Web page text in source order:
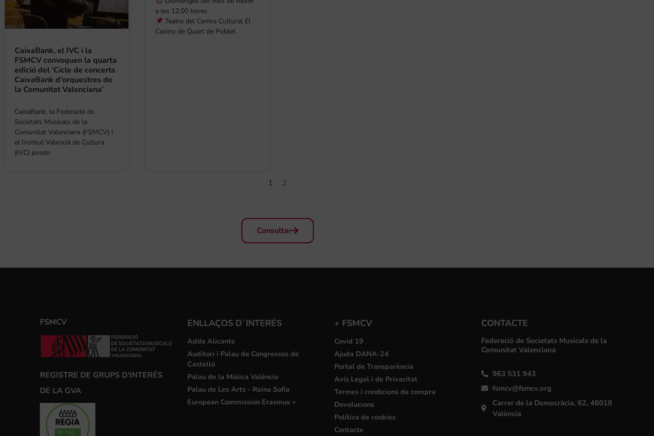
CaixaBank, el IVC i la
FSMCV convoquen la quarta
edició del ‘Cicle de concerts
CaixaBank d’orquestres de
la Comunitat Valenciana’
CaixaBank, la Federació de
Societats Musicals de la
Comunitat Valenciana (FSMCV) i
el Institut Valencià de Cultura
(IVC) posen
a les 12.00 hores.
Teatre del Centre Cultural El
Casino de Quart de Poblet.
1 2
Consultar
FSMCV
REGISTRE DE GRUPS D'INTERÉS
DE LA GVA
ENLLAÇOS D´INTERÉS
Adda Alicante
Auditori i Palau de Congressos de
Castelló
Palau de la Música València
Palau de Les Arts - Reina Sofía
European Commission Erasmus +
+ FSMCV
Covid 19
Ajuda DANA-24
Portal de Transparència
Avís Legal i de Privacitat
Termes i condicions de compra
Devolucions
Política de cookies
Contacte
CONTACTE
Federació de Societats Musicals de la
Comunitat Valenciana
963 531 943
fsmcv@fsmcv.org
Carrer de la Democràcia, 62, 46018
València